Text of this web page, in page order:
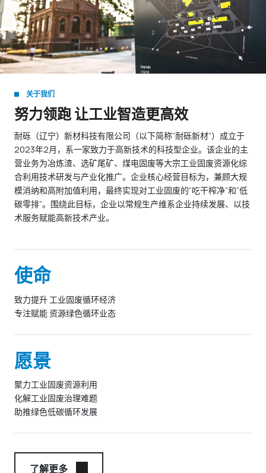
关于我们
努力领跑 让工业智造更高效
耐砾（辽宁）新材科技有限公司（以下简称“耐砾新材”）成立于
2023年2月，系一家致力于高新技术的科技型企业。该企业的主
营业务为冶炼渣、选矿尾矿、煤电固废等大宗工业固废资源化综
合利用技术研发与产业化推广。企业核心经营目标为，兼顾大规
模消纳和高附加值利用，最终实现对工业固废的“吃干榨净”和“低
碳零排”。围绕此目标，企业以常规生产维系企业持续发展、以技
术服务赋能高新技术产业。
使命
致力提升 工业固废循环经济
专注赋能 资源绿色循环业态
愿景
聚力工业固废资源利用
化解工业固废治理难题
助推绿色低碳循环发展
了解更多